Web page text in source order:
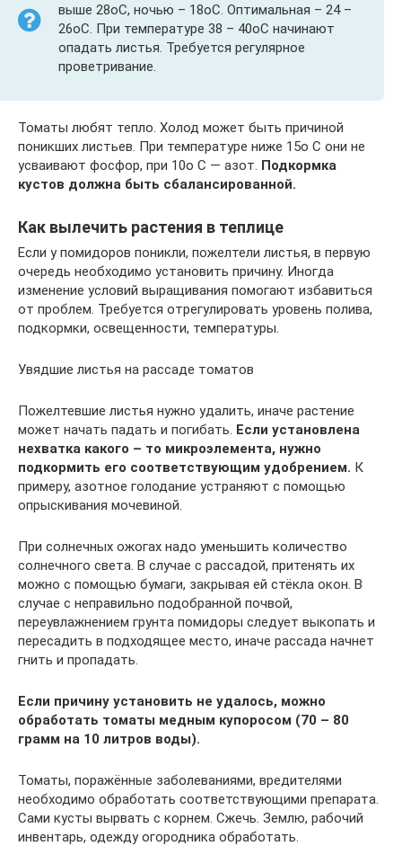
выше 28оC, ночью – 18оC. Оптимальная – 24 –
26оC. При температуре 38 – 40оC начинают
опадать листья. Требуется регулярное
проветривание.
Томаты любят тепло. Холод может быть причиной
поникших листьев. При температуре ниже 15о C они не
усваивают фосфор, при 10о C — азот. Подкормка
кустов должна быть сбалансированной.
Как вылечить растения в теплице
Если у помидоров поникли, пожелтели листья, в первую
очередь необходимо установить причину. Иногда
изменение условий выращивания помогают избавиться
от проблем. Требуется отрегулировать уровень полива,
подкормки, освещенности, температуры.
Увядшие листья на рассаде томатов
Пожелтевшие листья нужно удалить, иначе растение
может начать падать и погибать. Если установлена
нехватка какого – то микроэлемента, нужно
подкормить его соответствующим удобрением. К
примеру, азотное голодание устраняют с помощью
опрыскивания мочевиной.
При солнечных ожогах надо уменьшить количество
солнечного света. В случае с рассадой, притенять их
можно с помощью бумаги, закрывая ей стёкла окон. В
случае с неправильно подобранной почвой,
переувлажнением грунта помидоры следует выкопать и
пересадить в подходящее место, иначе рассада начнет
гнить и пропадать.
Если причину установить не удалось, можно
обработать томаты медным купоросом (70 – 80
грамм на 10 литров воды).
Томаты, поражённые заболеваниями, вредителями
необходимо обработать соответствующими препарата.
Сами кусты вырвать с корнем. Сжечь. Землю, рабочий
инвентарь, одежду огородника обработать.